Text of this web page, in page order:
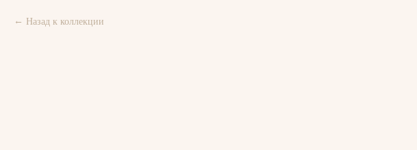
Назад к коллекции